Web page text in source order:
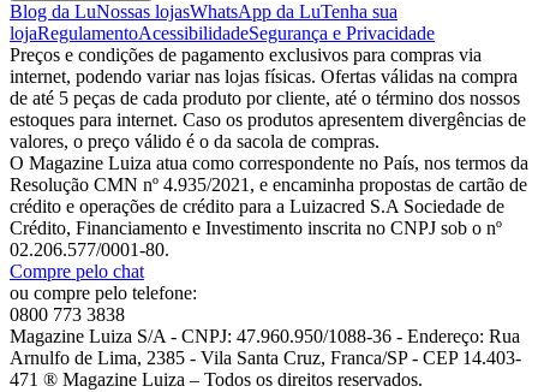
Blog da LuNossas lojasWhatsApp da LuTenha sua
lojaRegulamentoAcessibilidadeSegurança e Privacidade
Preços e condições de pagamento exclusivos para compras via
internet, podendo variar nas lojas físicas. Ofertas válidas na compra
de até 5 peças de cada produto por cliente, até o término dos nossos
estoques para internet. Caso os produtos apresentem divergências de
valores, o preço válido é o da sacola de compras.
O Magazine Luiza atua como correspondente no País, nos termos da
Resolução CMN nº 4.935/2021, e encaminha propostas de cartão de
crédito e operações de crédito para a Luizacred S.A Sociedade de
Crédito, Financiamento e Investimento inscrita no CNPJ sob o nº
02.206.577/0001-80.
Compre pelo chat
ou compre pelo telefone:
0800 773 3838
Magazine Luiza S/A - CNPJ: 47.960.950/1088-36 - Endereço: Rua
Arnulfo de Lima, 2385 - Vila Santa Cruz, Franca/SP - CEP 14.403-
471 ® Magazine Luiza – Todos os direitos reservados.